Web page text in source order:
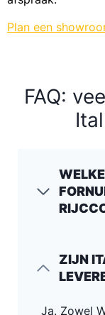
Plan een
FAQ:
ZIJN
Ja. Zowel